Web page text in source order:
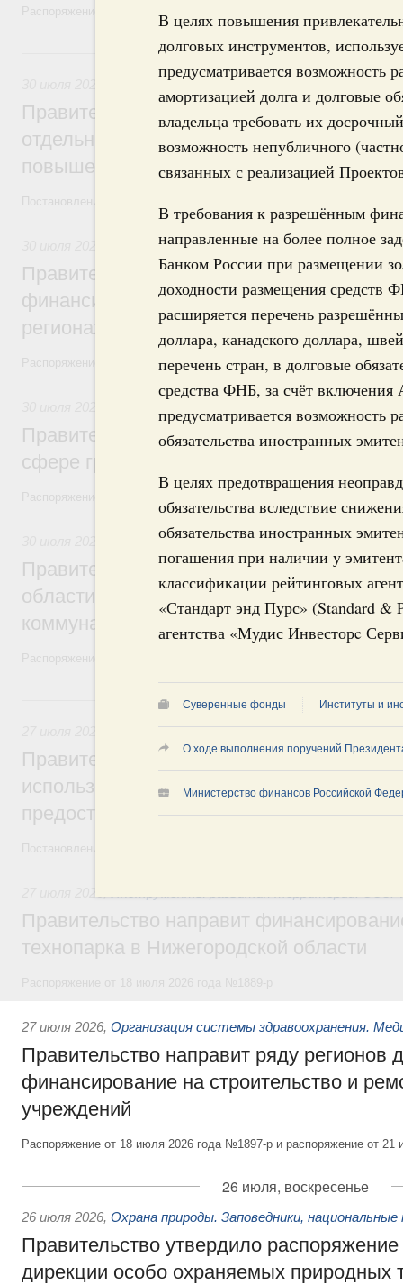
В целях повышения
долговых инструментов,
предусматривается возможность
амортизацией долга и долговые
владельца требовать их
возможность непубличного
связанных с реализацией
В требования к разрешённым
направленные на более полное
Банком России при размещении
доходности размещения средств
расширяется перечень
доллара, канадского доллара,
перечень стран, в долговые
средства ФНБ, за счёт
предусматривается возможность
обязательства иностранных
В целях предотвращения
обязательства вследствие
обязательства иностранных
погашения при наличии у
классификации рейтинговых
«Стандарт энд Пурс» (Standard &
агентства «Мудис Инвесторc
Суверенные фонды Институты и
О ходе выполнения поручений
Министерство финансов Российской
30 июля, четверг
Оборот бензина и дизельного топлива
Правительство ввело новый временный
отдельных видов топлива и утвердило
повышения доступности нефтепродуктов
Малое и среднее предпринимательство
Правительство выделило
финансирование на поддержку бизнеса
регионах
Распоряжение от 30 июля 2026 года №2031-р
Правительство профинансирует
сфере гражданской авиации
Жилищно-коммунальное хозяйство
Правительство выделило
области на поддержку предприятий
коммунального хозяйства
27 июля, понедельник
Государственные и муниципальные услуги
Правительство утвердило параметры
использованию платёжных карт «Мир»
предоставления отдельных мер
Правительство направит
технопарка в Нижегородской области
27 июля 2026, Организация системы здравоохранения.
Правительство направит ряду регионов
финансирование на строительство и
учреждений
Распоряжение от 18 июля 2026 года №1897-р и распоряжение от
26 июля, воскресенье
26 июля 2026, Охрана природы. Заповедники, национальные
Правительство утвердило
дирекции особо охраняемых природных